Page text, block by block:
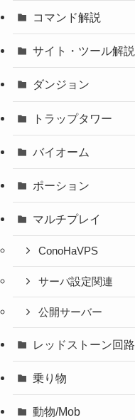
コマンド解説
サイト・ツール解説
ダンジョン
トラップタワー
バイオーム
ポーション
マルチプレイ
ConoHaVPS
サーバ設定関連
公開サーバー
レッドストーン回路
乗り物
動物/Mob